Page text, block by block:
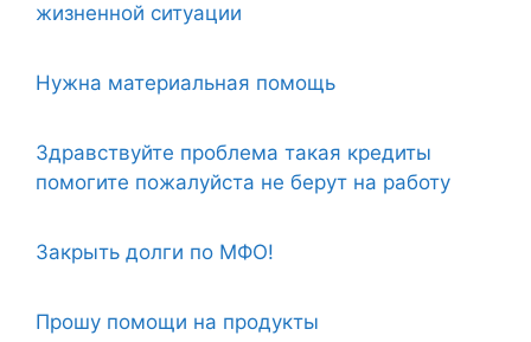
жизненной ситуации
Нужна материальная помощь
Здравствуйте проблема такая кредиты
помогите пожалуйста не берут на работу
Закрыть долги по МФО!
Прошу помощи на продукты